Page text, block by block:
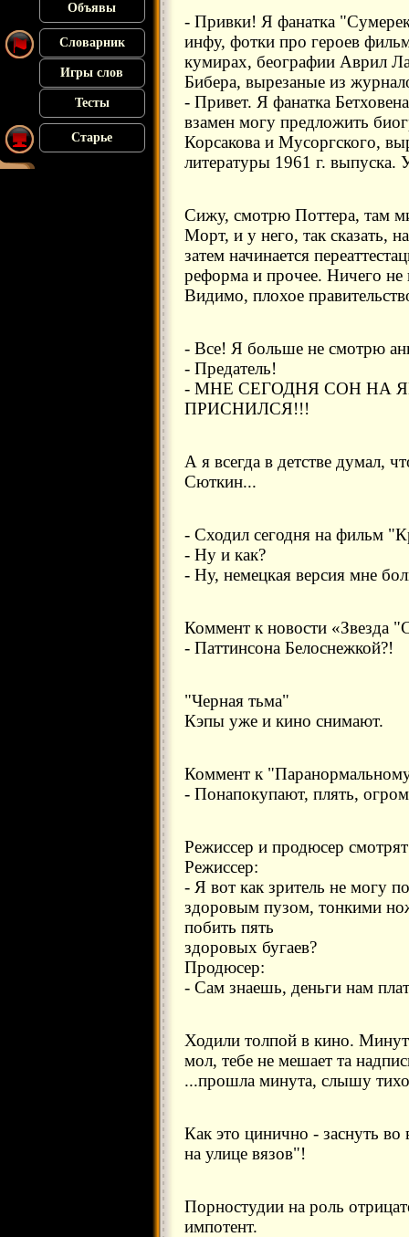
Объявы
Словарник
Игры слов
Тесты
Старье
- Привки! Я фанатка
инфу, фотки про героев
кумирах, беографии Аврил
Бибера, вырезаные из
- Привет. Я фанатка
взамен могу предложить
Корсакова и Мусоргского,
литературы 1961 г. выпуска.
Сижу, смотрю Поттера, там
Морт, и у него, так сказать,
затем начинается
реформа и прочее. Ничего не
Видимо, плохое
- Все! Я больше не смотрю
- Предатель!
- МНЕ СЕГОДНЯ СОН НА
ПРИСНИЛСЯ!!!
А я всегда в детстве думал,
Сюткин...
- Сходил сегодня на фильм
- Ну и как?
- Ну, немецкая версия мне
Коммент к новости «Звезда
- Паттинсона Белоснежкой?!
"Черная тьма"
Кэпы уже и кино снимают.
Коммент к
- Понапокупают, плять,
Режиссер и продюсер
Режиссер:
- Я вот как зритель не могу
здоровым пузом, тонкими
побить пять
здоровых бугаев?
Продюсер:
- Сам знаешь, деньги нам
Ходили толпой в кино.
мол, тебе не мешает та
...прошла минута, слышу
Как это цинично - заснуть
на улице вязов"!
Порностудии на роль
импотент.